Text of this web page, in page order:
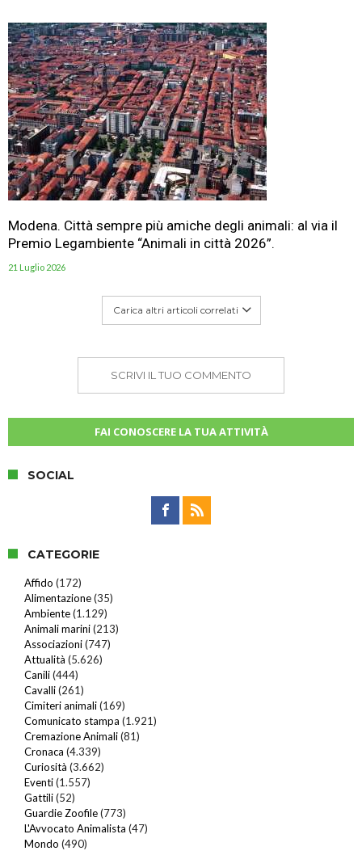
Modena. Città sempre più amiche degli animali: al via il
Premio Legambiente “Animali in città 2026”.
21 Luglio 2026
Carica altri articoli correlati
SCRIVI IL TUO COMMENTO
FAI CONOSCERE LA TUA ATTIVITÀ
SOCIAL
CATEGORIE
Affido (172)
Alimentazione(35)
Ambiente(1.129)
Animali marini(213)
Associazioni(747)
Attualità (5.626)
Canili(444)
Cavalli(261)
Cimiteri animali(169)
Comunicato stampa (1.921)
Cremazione Animali(81)
Cronaca (4.339)
Curiosità (3.662)
Eventi(1.557)
Gattili(52)
Guardie Zoofile(773)
L'Avvocato Animalista (47)
Mondo (490)